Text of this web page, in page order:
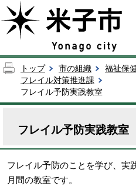
トップ 市の組織
福祉保
フレイル対策推進課
フレイル予防実践教室
フレイル予防実践教室
フレイル予防のことを学び、実
月間の教室です。